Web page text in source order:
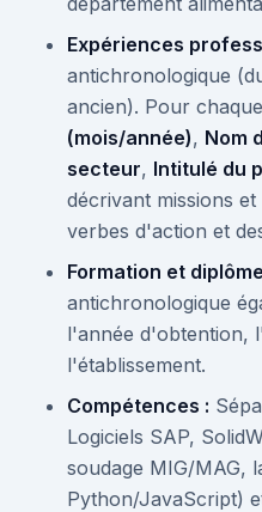
Expériences
antichronologique
ancien). Pour
(mois/année), Nom
secteur, Intitulé du
décrivant missions
verbes d'action et
Formation et
antichronologique
l'année d'obtention,
l'établissement.
Compétences :
Logiciels SAP,
soudage MIG/MAG,
Python/JavaScript)